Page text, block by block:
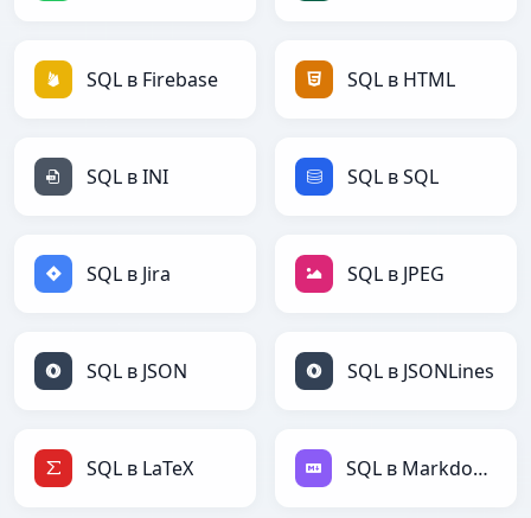
SQL в Firebase SQL в HTML
SQL в INI SQL в SQL
SQL в Jira SQL в JPEG
SQL в JSON SQL в JSONLines
SQL в LaTeX SQL в Markdown